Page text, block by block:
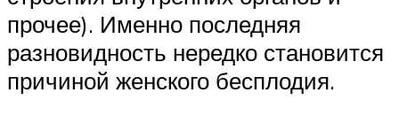
прочее). Именно последняя
разновидность нередко становится
причиной женского бесплодия.